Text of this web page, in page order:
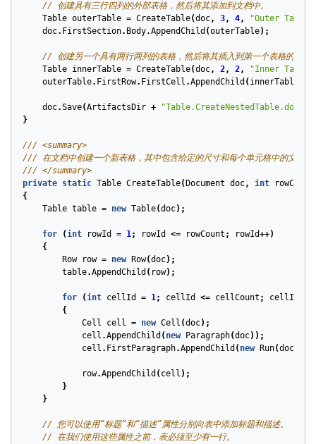
// 创建具有三行四列的外部表格，然后将其添加到文档中。
Table outerTable = CreateTable(doc, 3, 4, "Outer Table"
doc. FirstSection. Body.AppendChild (outerTable);
// 创建另一个具有两行两列的表格，然后将其插入到第一个表格的第一
Table innerTable = CreateTable(doc, 2, 2, "Inner Table"
outerTable. FirstRow. FirstCell .AppendChild ( innerTable
doc.Save(ArtifactsDir + "Table.CreateNestedTable.docx"
}
/// <summary>
/// 在文档中创建一个新表格，其中包含给定的尺寸和每个单元格中的文本。
/// </summary>
private static Table CreateTable( Document doc, int rowCount
{
Table table = new Table(doc);
for (int rowId = 1; rowId <= rowCount ; rowId++)
{
Row
row = new Row(doc);
table.AppendChild ( row);
for (int cellId = 1; cellId <= cellCount ; cellId
{
Cell
cell = new Cell (doc);
cell .AppendChild ( new Paragraph(doc));
cell . FirstParagraph.AppendChild ( new Run(doc
row.AppendChild ( cell );
}
}
// 您可以使用“标题”和“描述”属性分别向表中添加标题和描述。
// 在我们使用这些属性之前，表必须至少有一行。